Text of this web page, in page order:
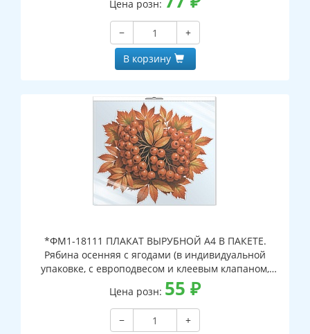
Цена розн:
−
+
В корзину
*ФМ1-18111 ПЛАКАТ ВЫРУБНОЙ А4 В ПАКЕТЕ.
Рябина осенняя с ягодами (в индивидуальной
упаковке, с европодвесом и клеевым клапаном,
двухсторонний, ВД-лак)
Цена розн: 55 ₽
−
+